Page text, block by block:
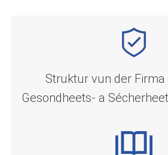
Struktur vun der
Gesondheets- a